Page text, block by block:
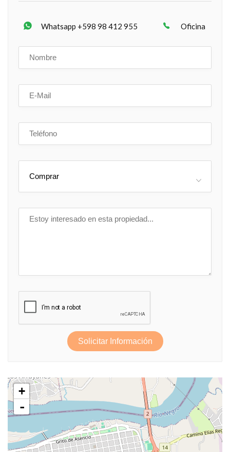
Whatsapp +598 98 412 955 Oficina
Comprar
Solicitar Información
+
-